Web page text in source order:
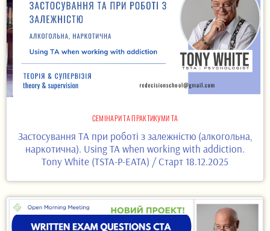
СЕМІНАРИ ТА ПРАКТИКУМИ ТА
Застосування ТА при роботі з залежністю (алкогольна,
наркотична). Using TA when working with addiction.
Tony White (TSTA-P-EATA) / Старт 18.12.2025